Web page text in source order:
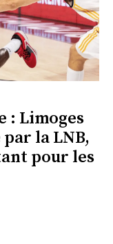
: Limoges
la LNB,
pour les